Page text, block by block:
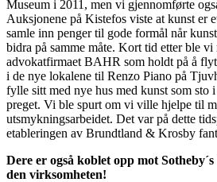
Museum i 2011, men vi gjennomførte
Auksjonene på Kistefos viste at kunst er
samle inn penger til gode formål når
bidra på samme måte. Kort tid etter ble
advokatfirmaet BAHR som holdt på å
i de nye lokalene til Renzo Piano på
fylle sitt med nye hus med kunst som sto
preget. Vi ble spurt om vi ville hjelpe til
utsmykningsarbeidet. Det var på dette
etableringen av Brundtland & Krosby
Dere er også koblet opp mot
den virksomheten!